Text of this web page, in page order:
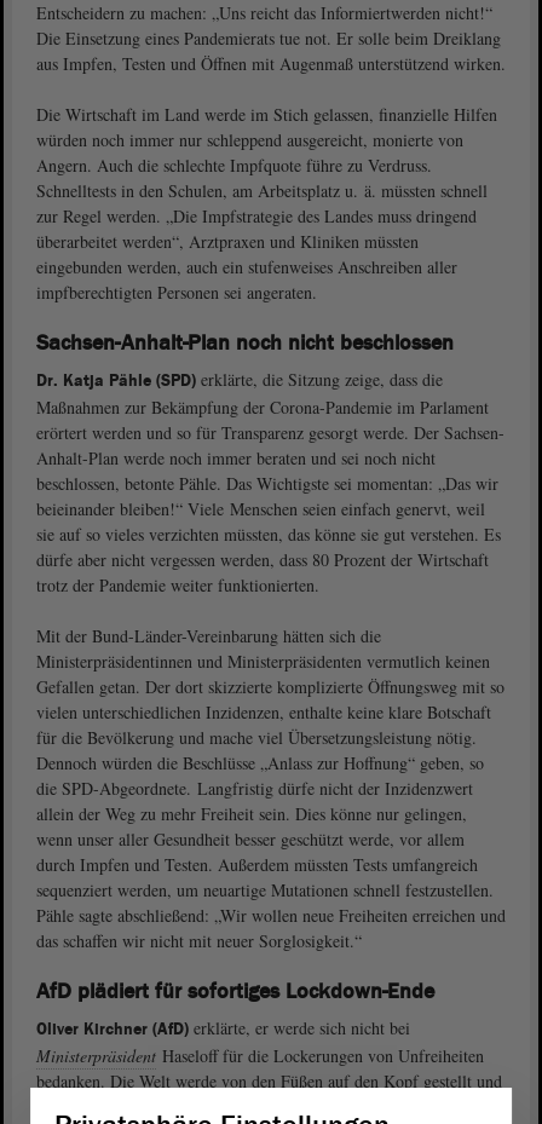
Entscheidern zu machen: „Uns reicht das Informiertwerden nicht!“
Die Einsetzung eines Pandemierats tue not. Er solle beim Dreiklang
aus Impfen, Testen und Öffnen mit Augenmaß unterstützend wirken.
Die Wirtschaft im Land werde im Stich gelassen, finanzielle Hilfen
würden noch immer nur schleppend ausgereicht, monierte von
Angern. Auch die schlechte Impfquote führe zu Verdruss.
Schnelltests in den Schulen, am Arbeitsplatz u. ä. müssten schnell
zur Regel werden. „Die Impfstrategie des Landes muss dringend
überarbeitet werden“, Arztpraxen und Kliniken müssten
eingebunden werden, auch ein stufenweises Anschreiben aller
impfberechtigten Personen sei angeraten.
Sachsen-Anhalt-Plan noch nicht beschlossen
Dr. Katja Pähle (SPD) erklärte, die Sitzung zeige, dass die
Maßnahmen zur Bekämpfung der Corona-Pandemie im Parlament
erörtert werden und so für Transparenz gesorgt werde. Der Sachsen-
Anhalt-Plan werde noch immer beraten und sei noch nicht
beschlossen, betonte Pähle. Das Wichtigste sei momentan: „Das wir
beieinander bleiben!“ Viele Menschen seien einfach genervt, weil
sie auf so vieles verzichten müssten, das könne sie gut verstehen. Es
dürfe aber nicht vergessen werden, dass 80 Prozent der Wirtschaft
trotz der Pandemie weiter funktionierten.
Mit der Bund-Länder-Vereinbarung hätten sich die
Ministerpräsidentinnen und Ministerpräsidenten vermutlich keinen
Gefallen getan. Der dort skizzierte komplizierte Öffnungsweg mit so
vielen unterschiedlichen Inzidenzen, enthalte keine klare Botschaft
für die Bevölkerung und mache viel Übersetzungsleistung nötig.
Dennoch würden die Beschlüsse „Anlass zur Hoffnung“ geben, so
die SPD-Abgeordnete. Langfristig dürfe nicht der Inzidenzwert
allein der Weg zu mehr Freiheit sein. Dies könne nur gelingen,
wenn unser aller Gesundheit besser geschützt werde, vor allem
durch Impfen und Testen. Außerdem müssten Tests umfangreich
sequenziert werden, um neuartige Mutationen schnell festzustellen.
Pähle sagte abschließend: „Wir wollen neue Freiheiten erreichen und
das schaffen wir nicht mit neuer Sorglosigkeit.“
AfD plädiert für sofortiges Lockdown-Ende
Oliver Kirchner (AfD) erklärte, er werde sich nicht bei
Ministerpräsident Haseloff für die Lockerungen von Unfreiheiten
bedanken. Die Welt werde von den Füßen auf den Kopf gestellt und